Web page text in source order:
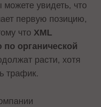
увидеть, что
первую позицию,
чтоXML
органической
расти, хотя
трафик.